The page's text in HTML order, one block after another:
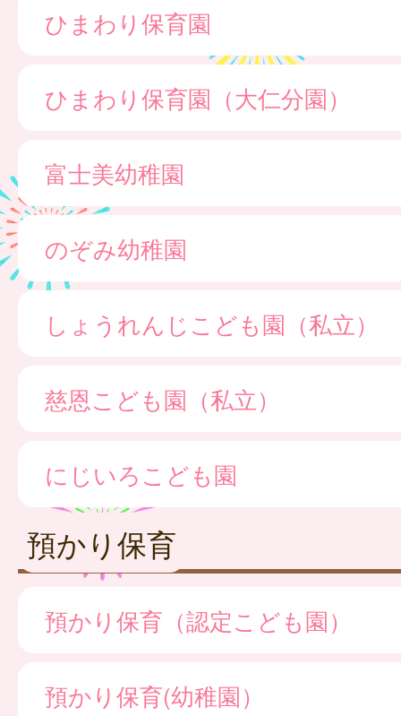
ひまわり保育園
ひまわり保育園（大仁分園）
富士美幼稚園
のぞみ幼稚園
しょうれんじこども園（私立）
慈恩こども園（私立）
にじいろこども園
預かり保育
預かり保育（認定こども園）
預かり保育(幼稚園）